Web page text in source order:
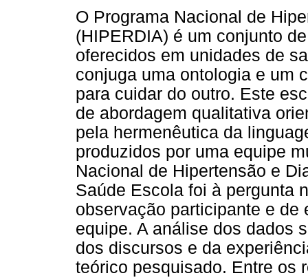
O Programa Nacional de
(HIPERDIA) é um conjunto
oferecidos em unidades de
conjuga uma ontologia e um
para cuidar do outro. Este
de abordagem qualitativa
pela hermenêutica da
produzidos por uma equipe
Nacional de Hipertensão e
Saúde Escola foi à pergunta
observação participante e
equipe. A análise dos dados
dos discursos e da
teórico pesquisado. Entre os